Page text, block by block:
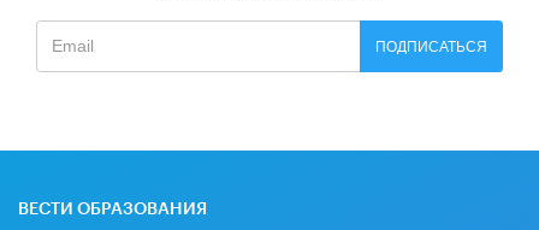
ПОДПИСАТЬСЯ
ВЕСТИ ОБРАЗОВАНИЯ